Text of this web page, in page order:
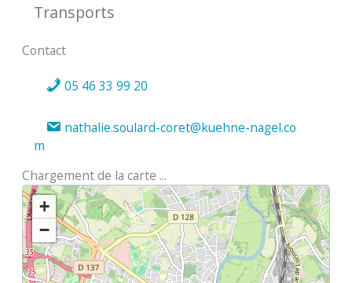
Transports
Contact
05 46 33 99 20
nathalie.soulard-coret@kuehne-nagel.co
m
Chargement de la carte ...
+
−